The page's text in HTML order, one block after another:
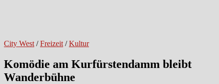
City West /Freizeit /Kultur
Komödie am Kurfürstendamm bleibt
Wanderbühne